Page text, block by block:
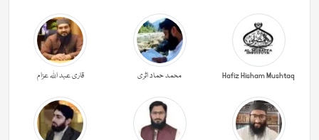
Hafiz Hisham Mushtaq محمد حماد اثری قاری عبد اللہ عزام